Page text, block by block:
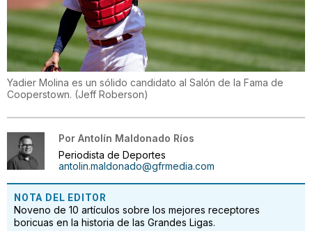
Yadier Molina es un sólido candidato al Salón de la Fama de
Cooperstown. (Jeff Roberson)
Por Antolín Maldonado Ríos
Periodista de Deportes
antolin.maldonado@gfrmedia.com
NOTA DEL EDITOR
Noveno de 10 artículos sobre los mejores receptores
boricuas en la historia de las Grandes Ligas.